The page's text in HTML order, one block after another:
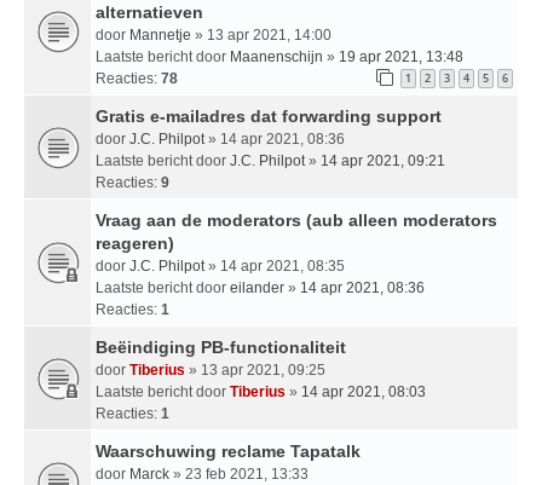
alternatieven
door Mannetje » 13 apr 2021, 14:00
Laatste bericht door Maanenschijn » 19 apr 2021, 13:48
Reacties: 78 1 2 3 4 5 6
Gratis e-mailadres dat forwarding support
door J.C. Philpot » 14 apr 2021, 08:36
Laatste bericht door J.C. Philpot » 14 apr 2021, 09:21
Reacties: 9
Vraag aan de moderators (aub alleen moderators
reageren)
door J.C. Philpot » 14 apr 2021, 08:35
Laatste bericht door eilander » 14 apr 2021, 08:36
Reacties: 1
Beëindiging PB-functionaliteit
door Tiberius » 13 apr 2021, 09:25
Laatste bericht door Tiberius » 14 apr 2021, 08:03
Reacties: 1
Waarschuwing reclame Tapatalk
door Marck » 23 feb 2021, 13:33